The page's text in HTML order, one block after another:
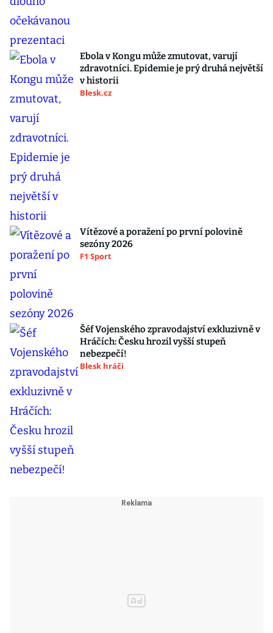
Ebola v Kongu může zmutovat, varují
zdravotníci. Epidemie je prý druhá největší
v historii
Blesk.cz
Vítězové a poražení po první polovině
sezóny 2026
F1 Sport
Šéf Vojenského zpravodajství exkluzivně v
Hráčích: Česku hrozil vyšší stupeň
nebezpečí!
Blesk hráči